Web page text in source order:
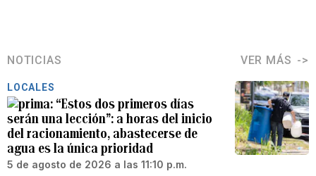
NOTICIAS VER MÁS
LOCALES
“Estos dos primeros días
serán una lección”: a horas del inicio
del racionamiento, abastecerse de
agua es la única prioridad
5 de agosto de 2026 a las 11:10 p.m.